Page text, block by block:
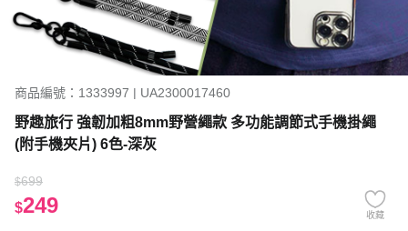
商品編號：1333997 | UA2300017460
野趣旅行 強韌加粗8mm野營繩款 多功能調節式手機掛繩
(附手機夾片) 6色-深灰
$699
$249 收藏